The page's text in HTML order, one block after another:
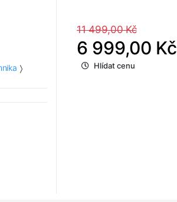
11 499,00 Kč
6 999,00 Kč
Hlídat cenu